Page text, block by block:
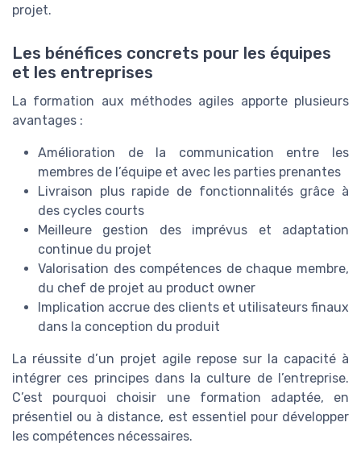
projet.
Les bénéfices concrets pour les équipes
et les entreprises
La formation aux méthodes agiles apporte plusieurs
avantages :
Amélioration de la communication entre les
membres de l’équipe et avec les parties prenantes
Livraison plus rapide de fonctionnalités grâce à
des cycles courts
Meilleure gestion des imprévus et adaptation
continue du projet
Valorisation des compétences de chaque membre,
du chef de projet au product owner
Implication accrue des clients et utilisateurs finaux
dans la conception du produit
La réussite d’un projet agile repose sur la capacité à
intégrer ces principes dans la culture de l’entreprise.
C’est pourquoi choisir une formation adaptée, en
présentiel ou à distance, est essentiel pour développer
les compétences nécessaires.